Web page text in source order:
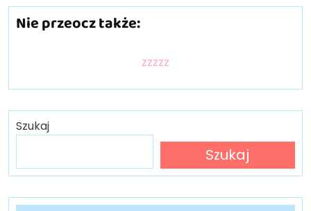
Nie przeocz także:
zzzzz
Szukaj
Szukaj